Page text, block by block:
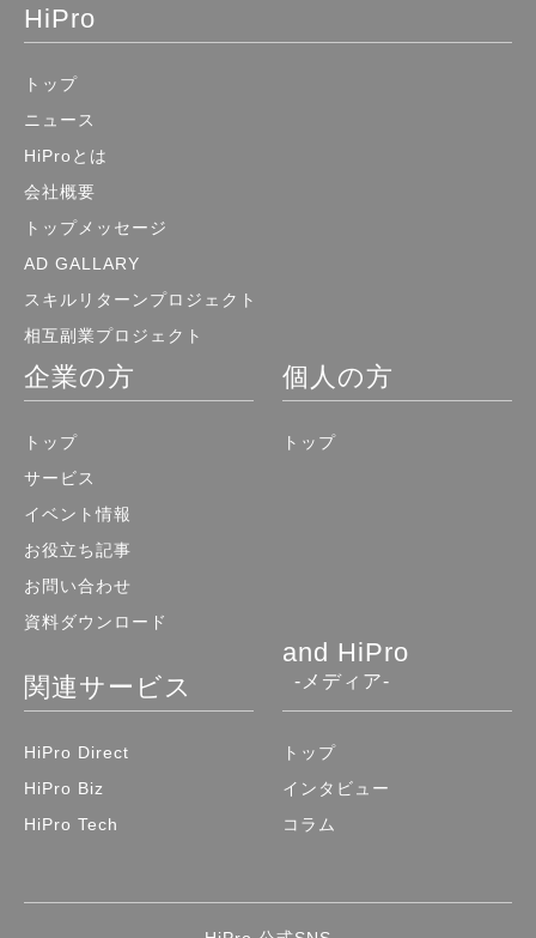
HiPro
トップ
ニュース
HiProとは
会社概要
トップメッセージ
AD GALLARY
スキルリターンプロジェクト
相互副業プロジェクト
企業の方
トップ
サービス
イベント情報
お役立ち記事
お問い合わせ
資料ダウンロード
個人の方
トップ
関連サービス
HiPro Direct
HiPro Biz
HiPro Tech
and HiPro
-メディア-
トップ
インタビュー
コラム